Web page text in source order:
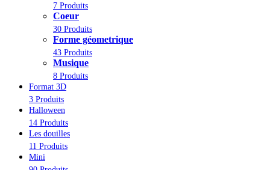
7 Produits
Coeur
30 Produits
Forme géometrique
43 Produits
Musique
8 Produits
Format 3D
3 Produits
Halloween
14 Produits
Les douilles
11 Produits
Mini